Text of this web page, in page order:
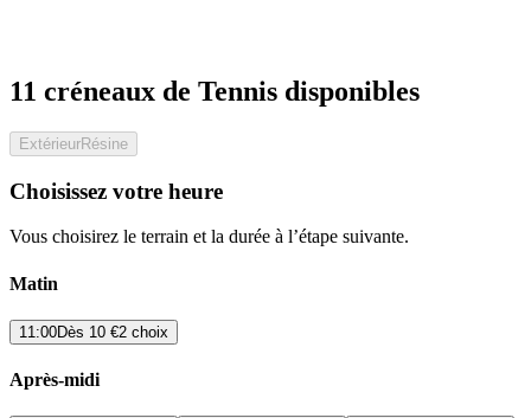
11 créneaux de Tennis disponibles
ExtérieurRésine
Choisissez votre heure
Vous choisirez le terrain et la durée à l’étape suivante.
Matin
11:00Dès 10 €2 choix
Après-midi